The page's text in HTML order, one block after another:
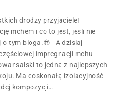
drodzy przyjaciele!
mchem i co to jest, jeśli nie
o tym bloga.😎 A dzisiaj
impregnacji mchu
to jedna z najlepszych
Ma doskonałą izolacyjność
kompozycji…